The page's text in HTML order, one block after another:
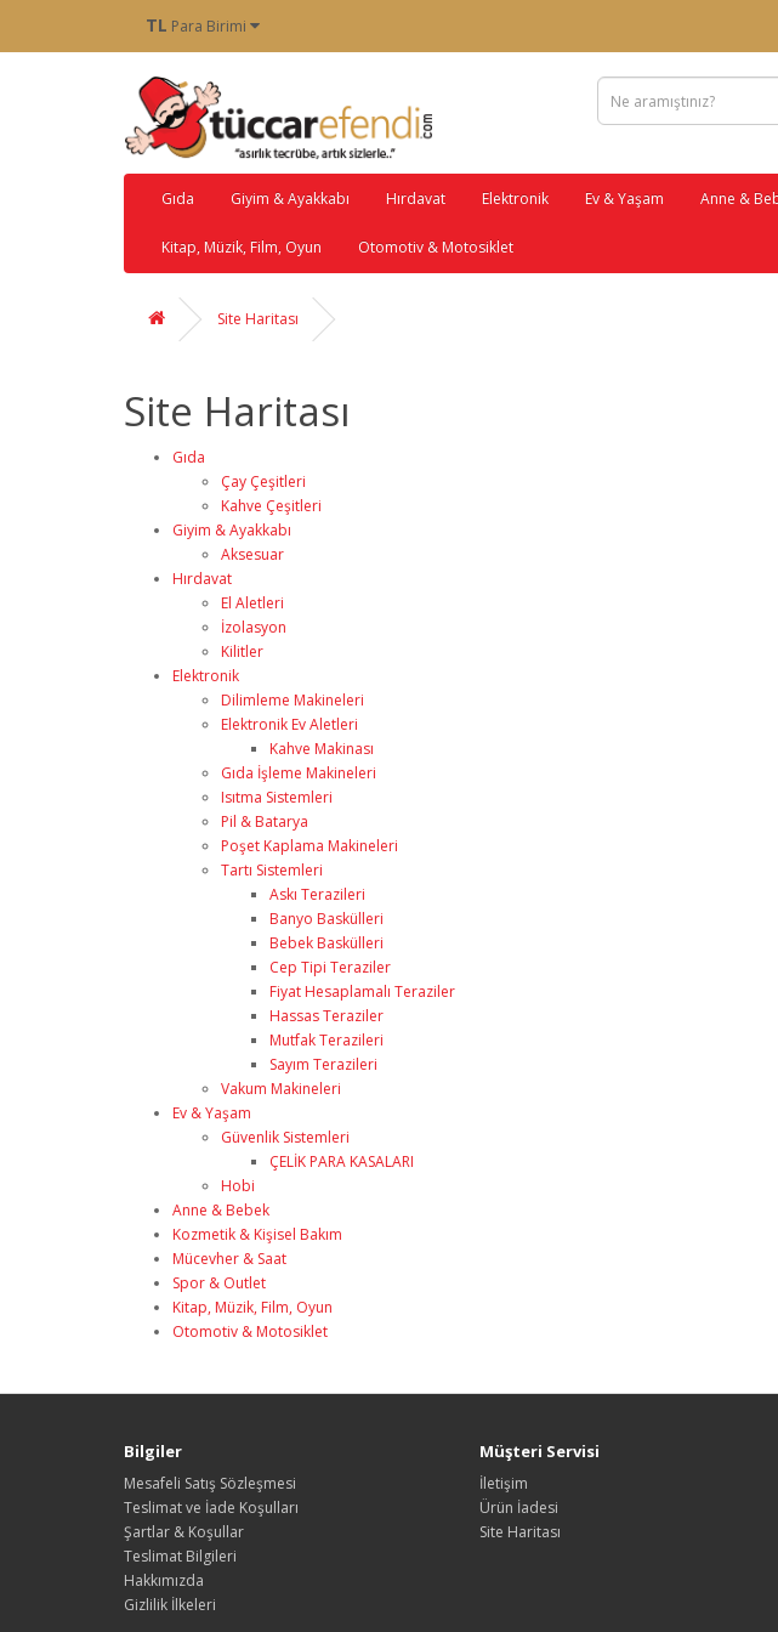
TL Para Birimi
Gıda Giyim & Ayakkabı Hırdavat Elektronik Ev & Yaşam Anne &
Kitap, Müzik, Film, Oyun Otomotiv & Motosiklet
Site Haritası
Site Haritası
Gıda
Çay Çeşitleri
Kahve Çeşitleri
Giyim & Ayakkabı
Aksesuar
Hırdavat
El Aletleri
İzolasyon
Kilitler
Elektronik
Dilimleme Makineleri
Elektronik Ev Aletleri
Kahve Makinası
Gıda İşleme Makineleri
Isıtma Sistemleri
Pil & Batarya
Poşet Kaplama Makineleri
Tartı Sistemleri
Askı Terazileri
Banyo Baskülleri
Bebek Baskülleri
Cep Tipi Teraziler
Fiyat Hesaplamalı Teraziler
Hassas Teraziler
Mutfak Terazileri
Sayım Terazileri
Vakum Makineleri
Ev & Yaşam
Güvenlik Sistemleri
ÇELİK PARA KASALARI
Hobi
Anne & Bebek
Kozmetik & Kişisel Bakım
Mücevher & Saat
Spor & Outlet
Kitap, Müzik, Film, Oyun
Otomotiv & Motosiklet
Bilgiler
Mesafeli Satış Sözleşmesi
Teslimat ve İade Koşulları
Şartlar & Koşullar
Teslimat Bilgileri
Hakkımızda
Gizlilik İlkeleri
Müşteri Servisi
İletişim
Ürün İadesi
Site Haritası